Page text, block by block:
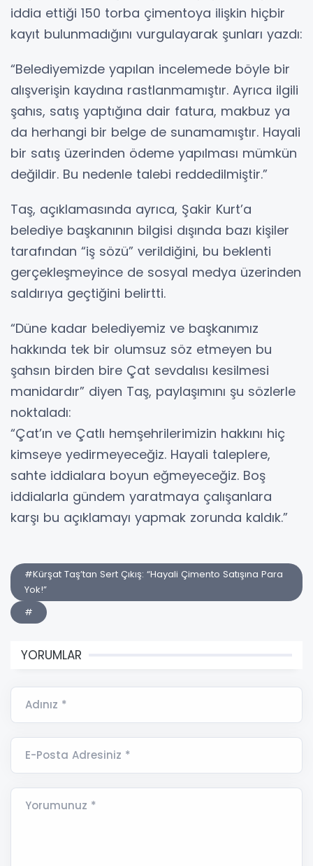
iddia ettiği 150 torba çimentoya ilişkin hiçbir
kayıt bulunmadığını vurgulayarak şunları yazdı:
“Belediyemizde yapılan incelemede böyle bir
alışverişin kaydına rastlanmamıştır. Ayrıca ilgili
şahıs, satış yaptığına dair fatura, makbuz ya
da herhangi bir belge de sunamamıştır. Hayali
bir satış üzerinden ödeme yapılması mümkün
değildir. Bu nedenle talebi reddedilmiştir.”
Taş, açıklamasında ayrıca, Şakir Kurt’a
belediye başkanının bilgisi dışında bazı kişiler
tarafından “iş sözü” verildiğini, bu beklenti
gerçekleşmeyince de sosyal medya üzerinden
saldırıya geçtiğini belirtti.
“Düne kadar belediyemiz ve başkanımız
hakkında tek bir olumsuz söz etmeyen bu
şahsın birden bire Çat sevdalısı kesilmesi
manidardır” diyen Taş, paylaşımını şu sözlerle
noktaladı:
“Çat’ın ve Çatlı hemşehrilerimizin hakkını hiç
kimseye yedirmeyeceğiz. Hayali taleplere,
sahte iddialara boyun eğmeyeceğiz. Boş
iddialarla gündem yaratmaya çalışanlara
karşı bu açıklamayı yapmak zorunda kaldık.”
#Kürşat Taş’tan Sert Çıkış: “Hayali Çimento Satışına Para
Yok!”
#
YORUMLAR
Adınız *
E-Posta Adresiniz *
Yorumunuz *